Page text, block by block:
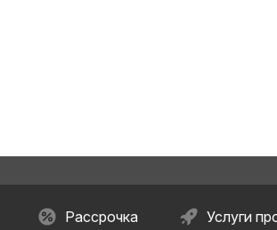
Рассрочка Услуги